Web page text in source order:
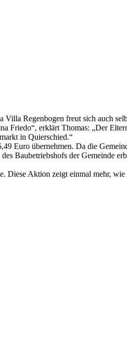
Regenbogen freut sich auch
Friedo“, erklärt Thomas: „Der
in Quierschied.“
Euro übernehmen. Da die
Baubetriebshofs der Gemeinde
Diese Aktion zeigt einmal mehr,